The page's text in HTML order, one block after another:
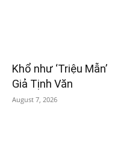
Khổ như ‘Triệu Mẫn’
Giả Tịnh Văn
August 7, 2026